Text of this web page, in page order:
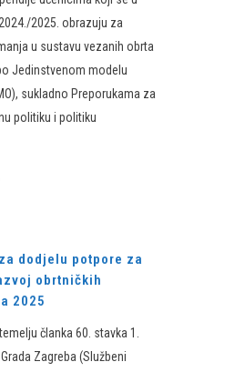
2025. obrazuju za
u sustavu vezanih obrta
Jedinstvenom modelu
sukladno Preporukama za
politiku i politiku
dodjelu potpore za
obrtničkih
2025
članka 60. stavka 1.
Zagreba (Službeni